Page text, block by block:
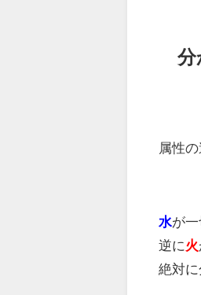
分
属性
水が
逆に火
絶対に